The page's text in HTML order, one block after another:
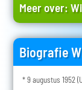
Meer over:
Biografie
* 9 augustus 1952